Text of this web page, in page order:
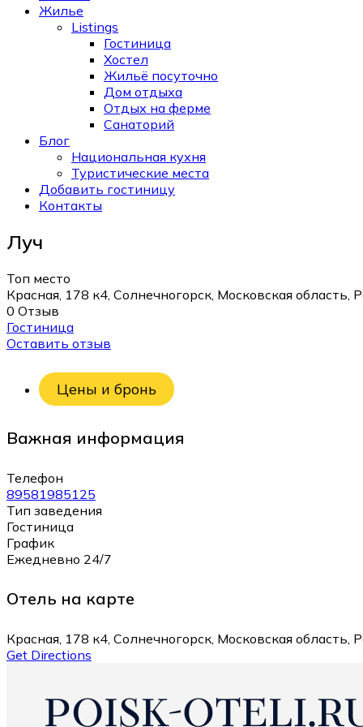
Жилье
Listings
Гостиница
Хостел
Жильё посуточно
Дом отдыха
Отдых на ферме
Санаторий
Блог
Национальная кухня
Туристические места
Добавить гостиницу
Контакты
Луч
Топ место
Красная, 178 к4, Солнечногорск, Московская область,
0 Отзыв
Гостиница
Оставить отзыв
Цены и бронь
Важная информация
Телефон
89581985125
Тип заведения
Гостиница
График
Ежедневно 24/7
Отель на карте
Красная, 178 к4, Солнечногорск, Московская область,
Get Directions